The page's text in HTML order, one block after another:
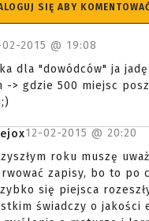
SIĘ ABY
2015 @ 19:08
dla "dowódców" ja
-> gdzie 500 miejsc
12-02-2015 @ 20:20
roku muszę
zapisy, bo to po
się piejsca
świadczy o jakości